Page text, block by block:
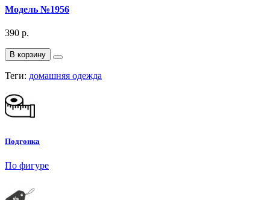
Модель №1956
390 р.
В корзину
Теги: домашняя одежда
Подгонка
По фигуре